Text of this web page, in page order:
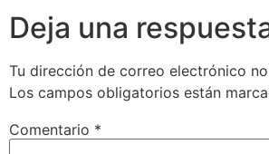
Deja una
Tu dirección de correo electrónico
Los campos obligatorios están
Comentario *